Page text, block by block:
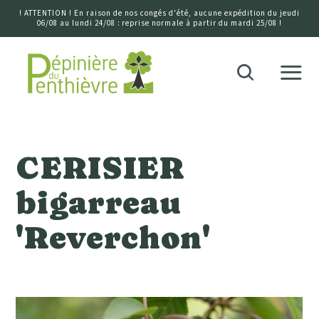
! ATTENTION ! En raison de nos congés d'été, aucune expédition du jeudi
06/08 au lundi 24/08 : reprise normale à partir du mardi 25/08 !
Accueil
CERISIER
bigarreau
'Reverchon'